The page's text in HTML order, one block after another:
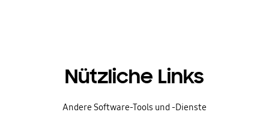
Nützliche Links
Andere Software-Tools und -Dienste